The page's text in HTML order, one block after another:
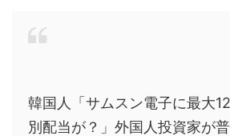
韓国人「サムスン電子に最大
別配当が？」外国人投資家が